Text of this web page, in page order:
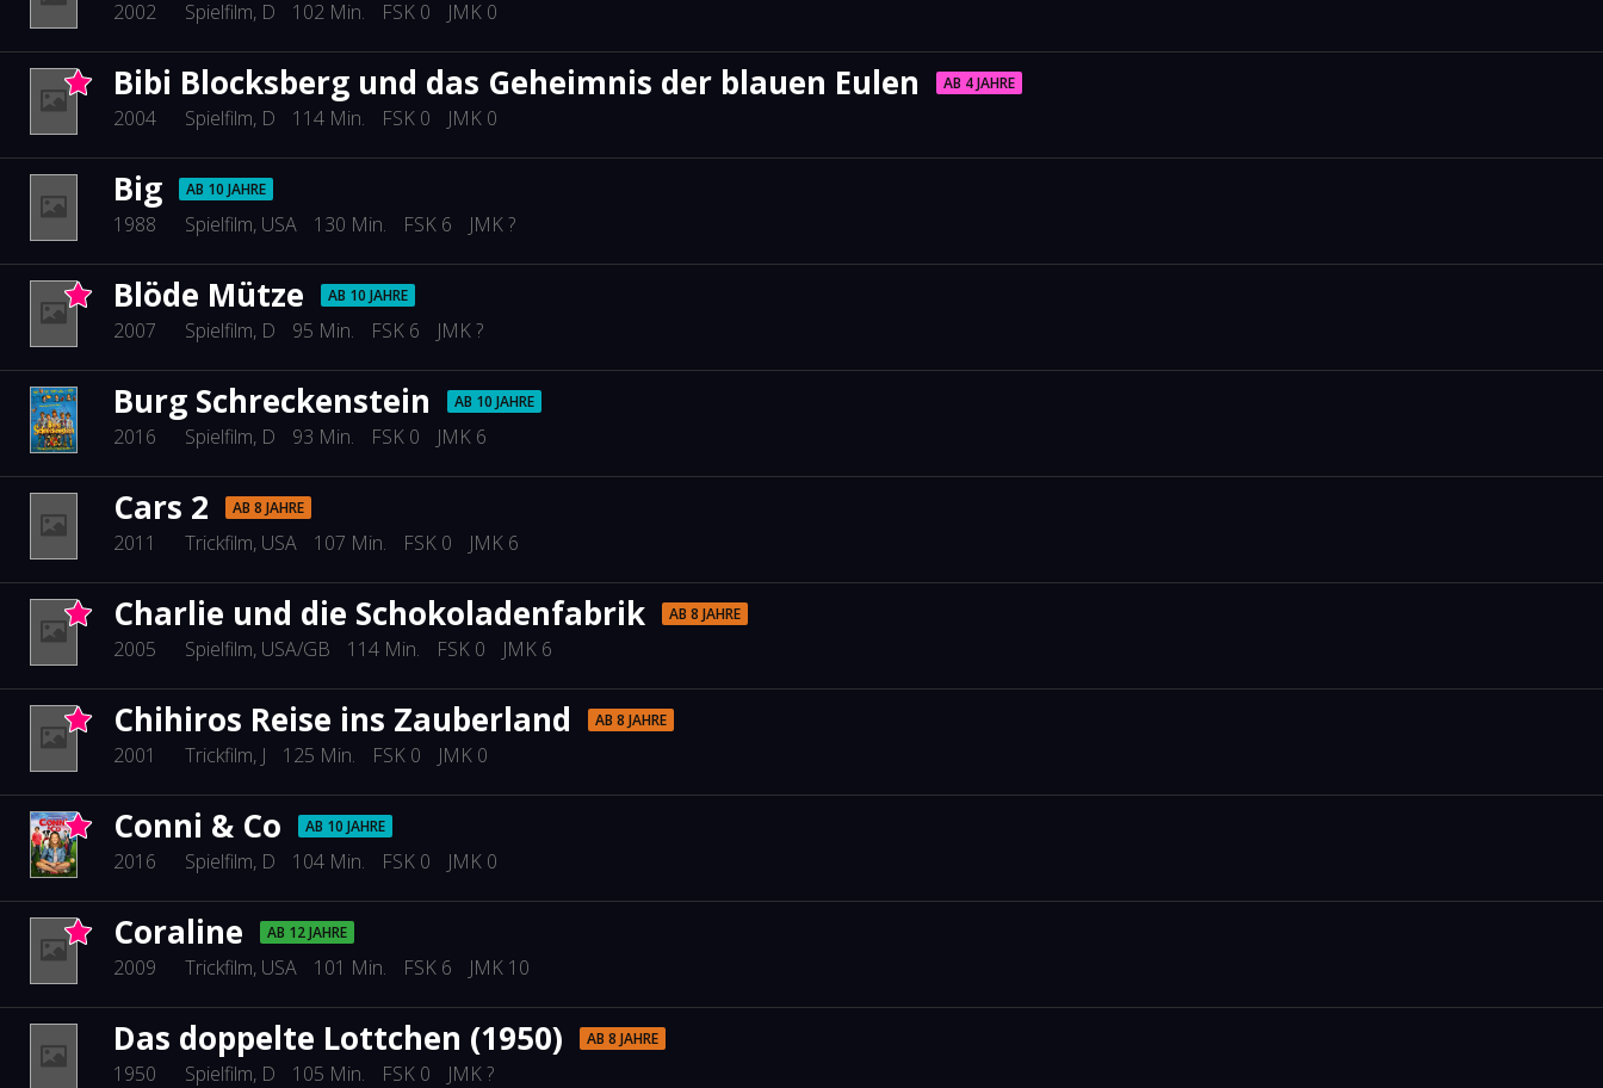
2002 Spielfilm, D 102 Min. FSK 0 JMK 0
Bibi Blocksberg und das Geheimnis der blauen Eulen AB 4 JAHRE
2004 Spielfilm, D 114 Min. FSK 0 JMK 0
Big AB 10 JAHRE
1988 Spielfilm, USA 130 Min. FSK 6 JMK ?
Blöde Mütze AB 10 JAHRE
2007 Spielfilm, D 95 Min. FSK 6 JMK ?
Burg Schreckenstein AB 10 JAHRE
2016 Spielfilm, D 93 Min. FSK 0 JMK 6
Cars 2 AB 8 JAHRE
2011 Trickfilm, USA 107 Min. FSK 0 JMK 6
Charlie und die Schokoladenfabrik AB 8 JAHRE
2005 Spielfilm, USA/GB 114 Min. FSK 0 JMK 6
Chihiros Reise ins Zauberland AB 8 JAHRE
2001 Trickfilm, J 125 Min. FSK 0 JMK 0
Conni & Co AB 10 JAHRE
2016 Spielfilm, D 104 Min. FSK 0 JMK 0
Coraline AB 12 JAHRE
2009 Trickfilm, USA 101 Min. FSK 6 JMK 10
Das doppelte Lottchen (1950) AB 8 JAHRE
1950 Spielfilm, D 105 Min. FSK 0 JMK ?